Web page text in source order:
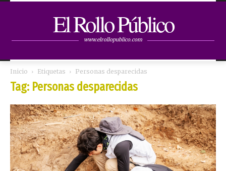
El Rollo Público
www.elrollopublico.com
Inicio Etiquetas Personas desparecidas
Tag: Personas desparecidas